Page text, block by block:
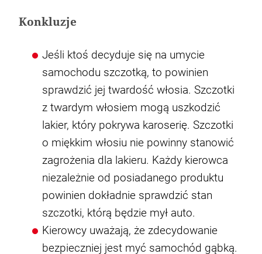
Konkluzje
Jeśli ktoś decyduje się na umycie
samochodu szczotką, to powinien
sprawdzić jej twardość włosia. Szczotki
z twardym włosiem mogą uszkodzić
lakier, który pokrywa karoserię. Szczotki
o miękkim włosiu nie powinny stanowić
zagrożenia dla lakieru. Każdy kierowca
niezależnie od posiadanego produktu
powinien dokładnie sprawdzić stan
szczotki, którą będzie mył auto.
Kierowcy uważają, że zdecydowanie
bezpieczniej jest myć samochód gąbką.